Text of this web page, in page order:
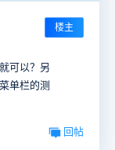
楼主
可以？另
单栏的测
回帖